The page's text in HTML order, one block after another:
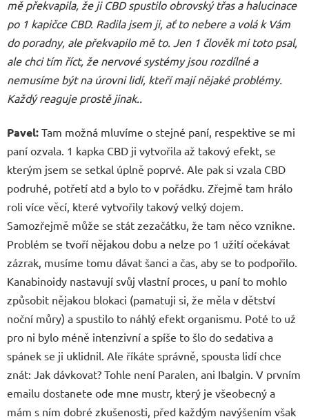
mě překvapila, že ji CBD spustilo obrovský třas a halucinace
po 1 kapičce CBD. Radila jsem ji, ať to nebere a volá k Vám
do poradny, ale překvapilo mě to. Jen 1 člověk mi toto psal,
ale chci tím říct, že nervové systémy jsou rozdílné a
nemusíme být na úrovni lidí, kteří mají nějaké problémy.
Každý reaguje prostě jinak..
Pavel: Tam možná mluvíme o stejné paní, respektive se mi
paní ozvala. 1 kapka CBD ji vytvořila až takový efekt, se
kterým jsem se setkal úplně poprvé. Ale pak si vzala CBD
podruhé, potřetí atd a bylo to v pořádku. Zřejmě tam hrálo
roli více věcí, které vytvořily takový velký dojem.
Samozřejmě může se stát zezačátku, že tam něco vznikne.
Problém se tvoří nějakou dobu a nelze po 1 užití očekávat
zázrak, musíme tomu dávat šanci a čas, aby se to podpořilo.
Kanabinoidy nastavují svůj vlastní proces, u paní to mohlo
způsobit nějakou blokaci (pamatuji si, že měla v dětství
noční můry) a spustilo to náhlý efekt organismu. Poté to už
pro ni bylo méně intenzivní a spíše to šlo do sedativa a
spánek se ji uklidnil. Ale říkáte správně, spousta lidí chce
znát: Jak dávkovat? Tohle není Paralen, ani Ibalgin. V prvním
emailu dostanete ode mne mustr, který je všeobecný a
mám s ním dobré zkušenosti, před každým navýšením však